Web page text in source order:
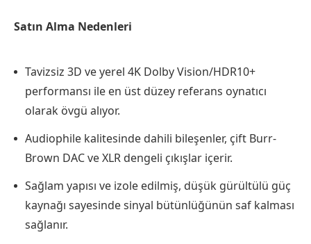
Satın Alma Nedenleri
Tavizsiz 3D ve yerel 4K Dolby Vision/HDR10+
performansı ile en üst düzey referans oynatıcı
olarak övgü alıyor.
Audiophile kalitesinde dahili bileşenler, çift Burr-
Brown DAC ve XLR dengeli çıkışlar içerir.
Sağlam yapısı ve izole edilmiş, düşük gürültülü güç
kaynağı sayesinde sinyal bütünlüğünün saf kalması
sağlanır.